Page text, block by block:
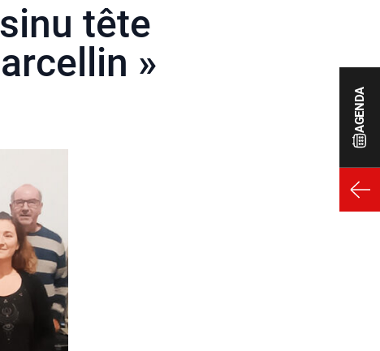
AGENDA
tête
»